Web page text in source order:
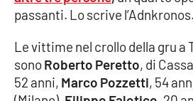
Ambiente
Cronaca
Cultura
passanti. Lo scrive l’Adnkronos.
Le vittime nel crollo della gru a
sonoRoberto Peretto, di
52 anni, Marco Pozzetti, 54